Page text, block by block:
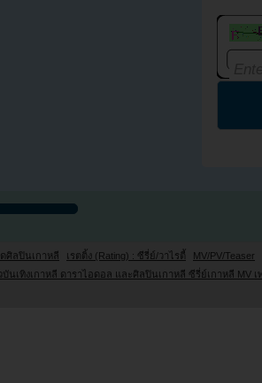
ศิลปินเกาหลี เรตติ้ง (Rating) : ซีรี่ย์/วาไรตี้
MV/PV/Teaser
บันเทิงเกาหลี ดาราไอดอล และศิลปินเกาหลี ซีรี่ย์เกาหลี MV